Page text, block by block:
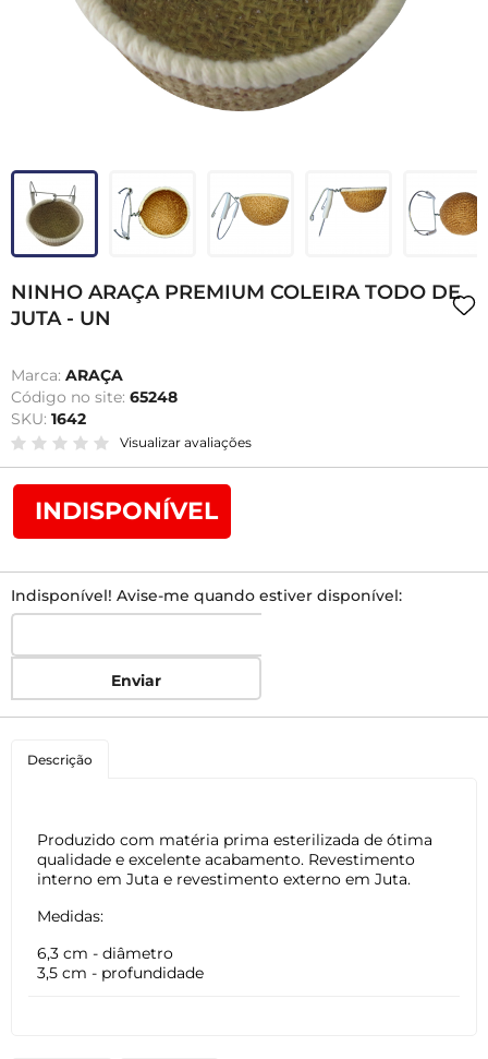
NINHO ARAÇA PREMIUM COLEIRA TODO DE
JUTA - UN
Marca: ARAÇA
Código no site: 65248
SKU: 1642
Visualizar avaliações
INDISPONÍVEL
Indisponível! Avise-me quando estiver disponível:
Enviar
Descrição
Produzido com matéria prima esterilizada de ótima
qualidade e excelente acabamento. Revestimento
interno em Juta e revestimento externo em Juta.
Medidas:
6,3 cm - diâmetro
3,5 cm - profundidade